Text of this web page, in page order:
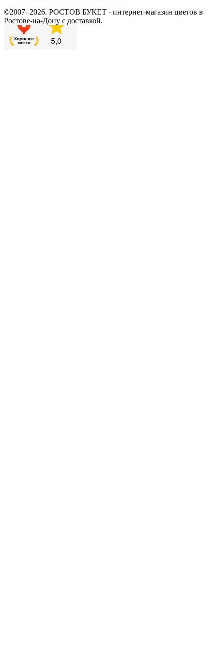
©2007- 2026. РОСТОВ БУКЕТ - интернет-магазин цветов в
Ростове-на-Дону с доставкой.